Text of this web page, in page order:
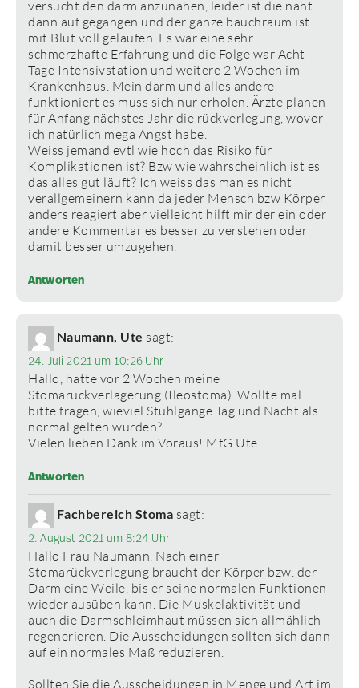
versucht den darm anzunähen, leider ist die naht
dann auf gegangen und der ganze bauchraum ist
mit Blut voll gelaufen. Es war eine sehr
schmerzhafte Erfahrung und die Folge war Acht
Tage Intensivstation und weitere 2 Wochen im
Krankenhaus. Mein darm und alles andere
funktioniert es muss sich nur erholen. Ärzte planen
für Anfang nächstes Jahr die rückverlegung, wovor
ich natürlich mega Angst habe.
Weiss jemand evtl wie hoch das Risiko für
Komplikationen ist? Bzw wie wahrscheinlich ist es
das alles gut läuft? Ich weiss das man es nicht
verallgemeinern kann da jeder Mensch bzw Körper
anders reagiert aber vielleicht hilft mir der ein oder
andere Kommentar es besser zu verstehen oder
damit besser umzugehen.
Antworten
Naumann, Ute sagt:
24. Juli 2021 um 10:26 Uhr
Hallo, hatte vor 2 Wochen meine
Stomarückverlagerung (Ileostoma). Wollte mal
bitte fragen, wieviel Stuhlgänge Tag und Nacht als
normal gelten würden?
Vielen lieben Dank im Voraus! MfG Ute
Antworten
Fachbereich Stoma sagt:
2. August 2021 um 8:24 Uhr
Hallo Frau Naumann. Nach einer
Stomarückverlegung braucht der Körper bzw. der
Darm eine Weile, bis er seine normalen Funktionen
wieder ausüben kann. Die Muskelaktivität und
auch die Darmschleimhaut müssen sich allmählich
regenerieren. Die Ausscheidungen sollten sich dann
auf ein normales Maß reduzieren.
Sollten Sie die Ausscheidungen in Menge und Art im